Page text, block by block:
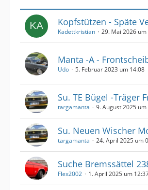
Kopfstützen - Späte
Kadettkristian 29. Mai 2026 um
Manta -A -
Udo 5. Februar 2023 um 14:08
Su. TE Bügel -Träger
targamanta 9. August 2025 um
Su. Neuen Wischer
targamanta 24. April 2025 um
Suche Bremssättel
Flex2002 1. April 2025 um